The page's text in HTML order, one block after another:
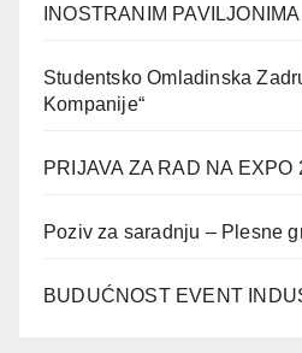
INOSTRANIM PAVILJONIMA
Studentsko Omladinska
Kompanije“
PRIJAVA ZA RAD NA EXPO
Poziv za saradnju – Plesne
BUDUĆNOST EVENT